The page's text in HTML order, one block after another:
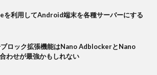
利用してAndroid端末を各種サーバーにする
ロック拡張機能はNano AdblockerとNano
わせが最強かもしれない